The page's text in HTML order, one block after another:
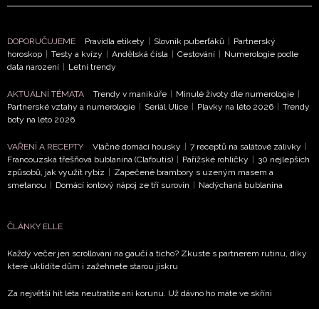
NEWSLETTER
Přihlášením k newsletteru souhlasíte sObchodními
podmínkami společnosti BurdaMedia Extra s.r.o.
ochrany soukromí
vyhodnocení akce a zasílání novinek.
DOPORUČUJEME Pravidla etikety | Slovník puberťáků | Partnerský
horoskop | Testy a kvízy | Andělská čísla | Cestování | Numerologie podle
data narození | Letní trendy
AKTUÁLNÍ TÉMATA Trendy v manikúře | Minulé životy dle numerologie |
Partnerské vztahy a numerologie | Seriál Ulice | Plavky na léto 2026 | Trendy
boty na léto 2026
VAŘENÍ A RECEPTY Vláčné domácí housky | 7 receptů na salátové zálivky |
Francouzská třešňová bublanina (Clafoutis) | Pařížské rohlíčky | 30 nejlepších
způsobů, jak využít rybíz | Zapečené brambory s uzeným masem a
smetanou | Domácí iontový nápoj ze tří surovin | Nadýchaná bublanina
ČLÁNKY ELLE
Každý večer jen scrollování na gauči a ticho? Zkuste s partnerem rutinu, díky
které uklidíte dům i zažehnete starou jiskru
Za největší hit léta neutratíte ani korunu. Už dávno ho máte ve skříni